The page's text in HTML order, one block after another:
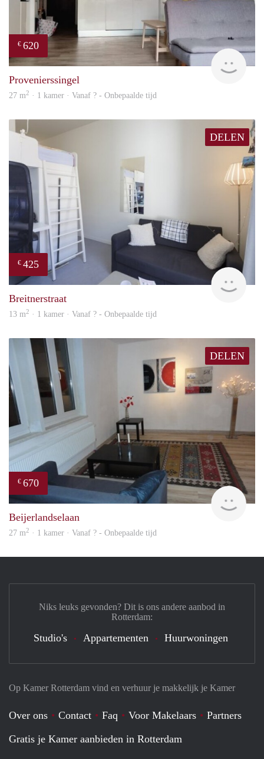
€ 620
Provenierssingel
27 m2 · 1 kamer · Vanaf ? - Onbepaalde tijd
DELEN
€ 425
Breitnerstraat
13 m2 · 1 kamer · Vanaf ? - Onbepaalde tijd
DELEN
€ 670
Beijerlandselaan
27 m2 · 1 kamer · Vanaf ? - Onbepaalde tijd
Op Kamer Rotterdam vind en verhuur je makkelijk je Kamer
Over ons Contact Faq Voor Makelaars
Partners
Gratis je Kamer aanbieden in Rotterdam
Niks leuks gevonden? Dit is ons andere aanbod in
Rotterdam:
Studio's Appartementen Huurwoningen